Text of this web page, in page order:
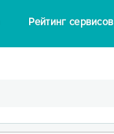
Рейтинг сервисов